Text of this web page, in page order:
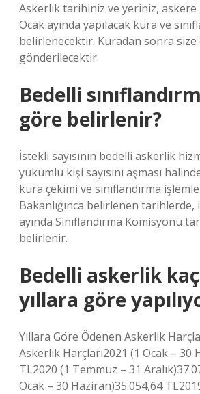
Askerlik tarihiniz ve yeriniz, askere
Ocak ayında yapılacak kura ve
belirlenecektir. Kuradan sonra size
gönderilecektir.
Bedelli
göre belirlenir?
İstekli sayısının bedelli askerlik
yükümlü kişi sayısını aşması
kura çekimi ve sınıflandırma
Bakanlığınca belirlenen tarihlerde,
ayında Sınıflandırma Komisyonu
belirlenir.
Bedelli askerlik
yıllara göre
Yıllara Göre Ödenen Askerlik
Askerlik Harçları2021 (1 Ocak – 30
TL2020 (1 Temmuz – 31
Ocak – 30 Haziran)35.054,64